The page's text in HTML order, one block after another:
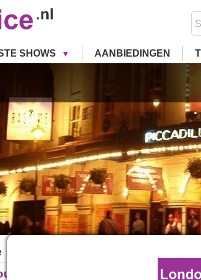
SHOWS AANBIEDINGEN
The Musical